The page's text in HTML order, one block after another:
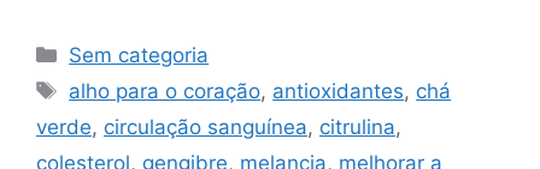
Categories
Sem categoria
Tags
alho para o coração, antioxidantes, chá
verde, circulação sanguínea, citrulina,
colesterol, gengibre, melancia, melhorar a